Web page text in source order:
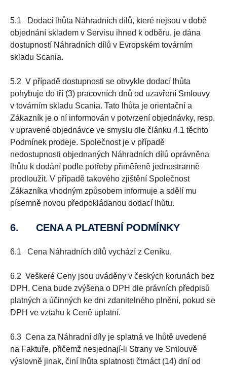
5.1 Dodací lhůta Náhradních dílů, které nejsou v době
objednání skladem v Servisu ihned k odběru, je dána
dostupností Náhradních dílů v Evropském továrním
skladu Scania.
5.2 V případě dostupnosti se obvykle dodací lhůta
pohybuje do tří (3) pracovních dnů od uzavření Smlouvy
v továrním skladu Scania. Tato lhůta je orientační a
Zákazník je o ní informován v potvrzení objednávky, resp.
v upravené objednávce ve smyslu dle článku 4.1 těchto
Podmínek prodeje. Společnost je v případě
nedostupnosti objednaných Náhradních dílů oprávněna
lhůtu k dodání podle potřeby přiměřeně jednostranně
prodloužit. V případě takového zjištění Společnost
Zákazníka vhodným způsobem informuje a sdělí mu
písemně novou předpokládanou dodací lhůtu.
6. CENA A PLATEBNÍ PODMÍNKY
6.1 Cena Náhradních dílů vychází z Ceníku.
6.2 Veškeré Ceny jsou uváděny v českých korunách bez
DPH. Cena bude zvýšena o DPH dle právních předpisů
platných a účinných ke dni zdanitelného plnění, pokud se
DPH ve vztahu k Ceně uplatní.
6.3 Cena za Náhradní díly je splatná ve lhůtě uvedené
na Faktuře, přičemž nesjednají-li Strany ve Smlouvě
výslovně jinak, činí lhůta splatnosti čtrnáct (14) dní od